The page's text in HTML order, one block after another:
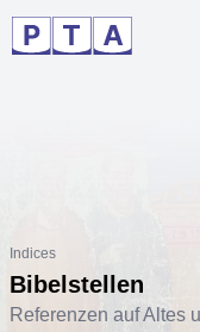
Indices
Bibelstellen
Referenzen auf Altes